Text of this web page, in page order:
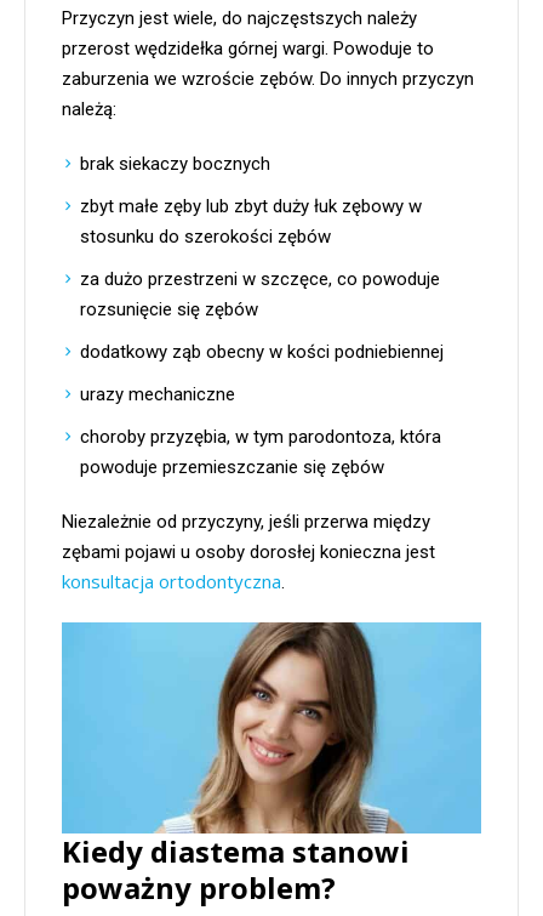
Przyczyn jest wiele, do najczęstszych należy
przerost wędzidełka górnej wargi. Powoduje to
zaburzenia we wzroście zębów. Do innych przyczyn
należą:
brak siekaczy bocznych
zbyt małe zęby lub zbyt duży łuk zębowy w
stosunku do szerokości zębów
za dużo przestrzeni w szczęce, co powoduje
rozsunięcie się zębów
dodatkowy ząb obecny w kości podniebiennej
urazy mechaniczne
choroby przyzębia, w tym parodontoza, która
powoduje przemieszczanie się zębów
Niezależnie od przyczyny, jeśli przerwa między
zębami pojawi u osoby dorosłej konieczna jest
konsultacja ortodontyczna.
Kiedy diastema stanowi
poważny problem?